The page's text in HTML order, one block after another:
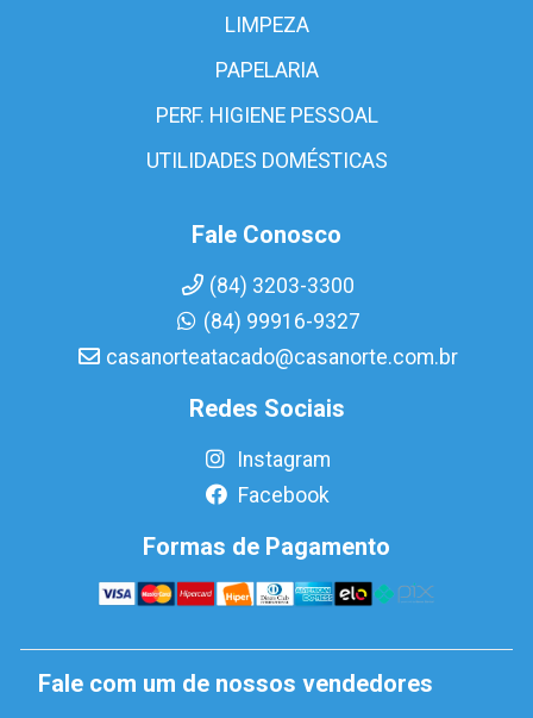
LIMPEZA
PAPELARIA
PERF. HIGIENE PESSOAL
UTILIDADES DOMÉSTICAS
Fale Conosco
(84) 3203-3300
(84) 99916-9327
casanorteatacado@casanorte.com.br
Redes Sociais
Instagram
Facebook
Formas de Pagamento
Fale com um de nossos vendedores